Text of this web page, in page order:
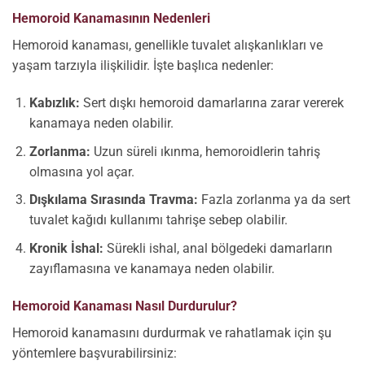
Hemoroid Kanamasının Nedenleri
Hemoroid kanaması, genellikle tuvalet alışkanlıkları ve
yaşam tarzıyla ilişkilidir. İşte başlıca nedenler:
Kabızlık: Sert dışkı hemoroid damarlarına zarar vererek
kanamaya neden olabilir.
Zorlanma: Uzun süreli ıkınma, hemoroidlerin tahriş
olmasına yol açar.
Dışkılama Sırasında Travma: Fazla zorlanma ya da sert
tuvalet kağıdı kullanımı tahrişe sebep olabilir.
Kronik İshal: Sürekli ishal, anal bölgedeki damarların
zayıflamasına ve kanamaya neden olabilir.
Hemoroid Kanaması Nasıl Durdurulur?
Hemoroid kanamasını durdurmak ve rahatlamak için şu
yöntemlere başvurabilirsiniz: